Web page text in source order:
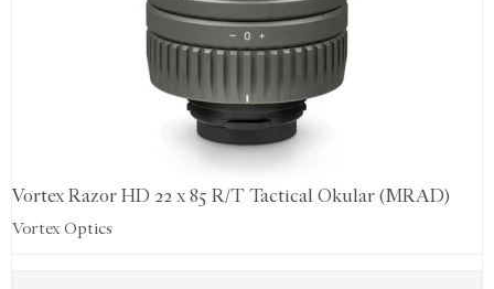
Vortex Razor HD 22 x 85 R/T Tactical Okular (MRAD)
Vortex Optics